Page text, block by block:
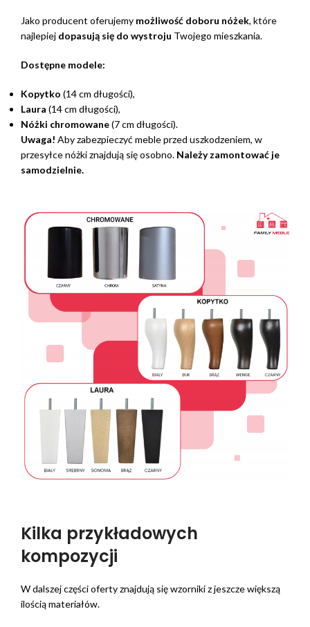
Jako producent oferujemy możliwość doboru nóżek, które
najlepiej dopasują się do wystroju Twojego mieszkania.
Dostępne modele:
Kopytko (14 cm długości),
Laura (14 cm długości),
Nóżki chromowane(7 cm długości).
Uwaga! Aby zabezpieczyć meble przed uszkodzeniem, w
przesyłce nóżki znajdują się osobno. Należy zamontować je
samodzielnie.
Kilka przykładowych
kompozycji
W dalszej części oferty znajdują się wzorniki z jeszcze większą
ilością materiałów.